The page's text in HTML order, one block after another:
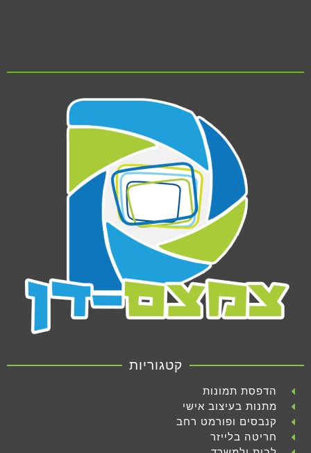
קטגוריות
הדפסת תמונות
מתנות בעיצוב אישי
קנבסים ופורמט רחב
חריטה בלייזר